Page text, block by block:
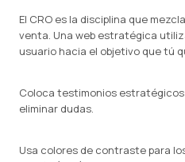
El CRO es la disciplina que
venta. Una web estratégica
usuario hacia el objetivo que tú
Coloca testimonios
eliminar dudas.
Usa colores de contraste para